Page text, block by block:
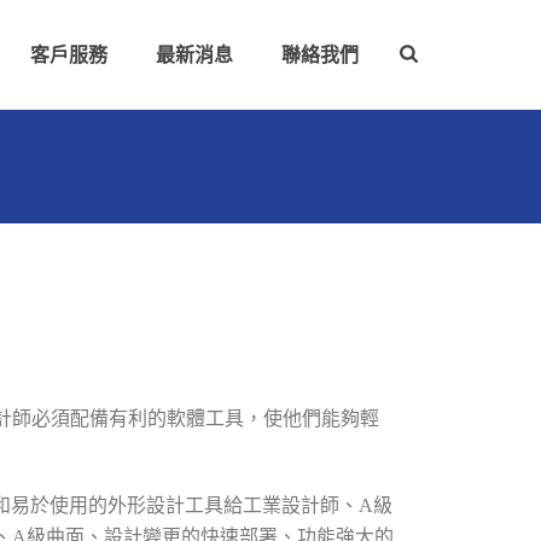
客戶服務 最新消息 聯絡我們
必須配備有利的軟體工具，使他們能夠輕
於使用的外形設計工具給工業設計師、A級
級曲面、設計變更的快速部署、功能強大的